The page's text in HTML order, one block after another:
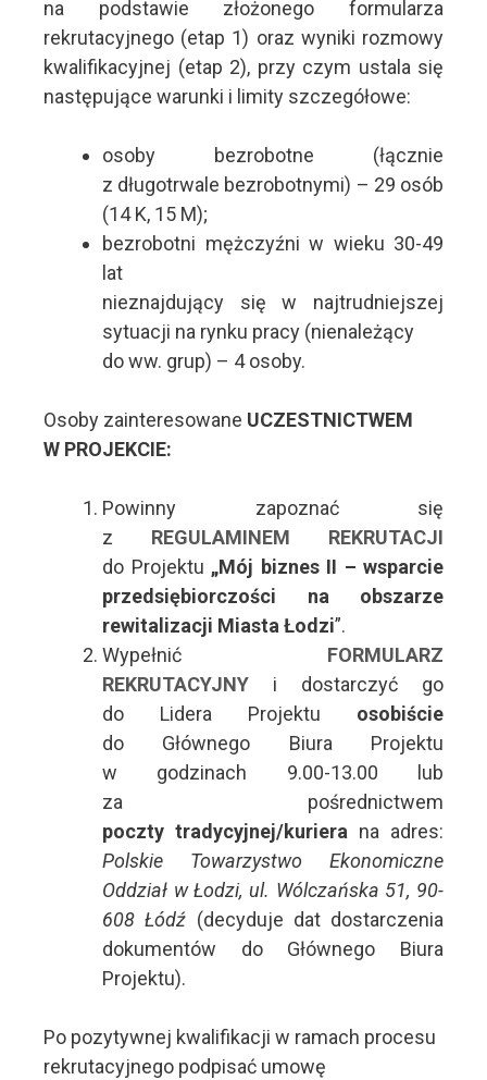
na podstawie złożonego formularza
rekrutacyjnego (etap 1) oraz wyniki rozmowy
kwalifikacyjnej (etap 2), przy czym ustala się
następujące warunki i limity szczegółowe:
osoby bezrobotne (łącznie
z długotrwale bezrobotnymi) – 29 osób
(14 K, 15 M);
bezrobotni mężczyźni w wieku 30-49
lat
nieznajdujący się w najtrudniejszej
sytuacji na rynku pracy (nienależący
do ww. grup) – 4 osoby.
Osoby zainteresowane UCZESTNICTWEM
W PROJEKCIE:
Powinny zapoznać się
z REGULAMINEM REKRUTACJI
do Projektu „Mój biznes II – wsparcie
przedsiębiorczości na obszarze
rewitalizacji Miasta Łodzi”.
Wypełnić
FORMULARZ
REKRUTACYJNY i dostarczyć go
do Lidera Projektu osobiście
do Głównego Biura Projektu
w godzinach 9.00-13.00 lub
za pośrednictwem
poczty tradycyjnej/kuriera na adres:
Polskie Towarzystwo Ekonomiczne
Oddział w Łodzi, ul. Wólczańska 51, 90-
608 Łódź (decyduje dat dostarczenia
dokumentów do Głównego Biura
Projektu).
Po pozytywnej kwalifikacji w ramach procesu
rekrutacyjnego podpisać umowę